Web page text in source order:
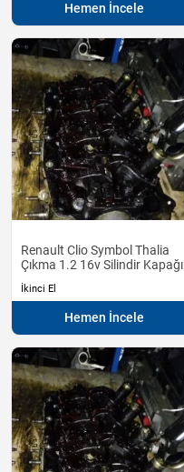
Hemen İncele
Renault Clio Symbol Thalia
Çıkma 1.2 16v Silindir Kapağı
İkinci El
Hemen İncele